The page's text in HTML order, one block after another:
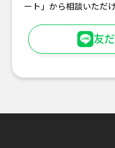
ート」から相談いただけ
友